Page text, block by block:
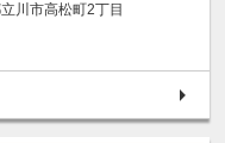
川市高松町2丁目